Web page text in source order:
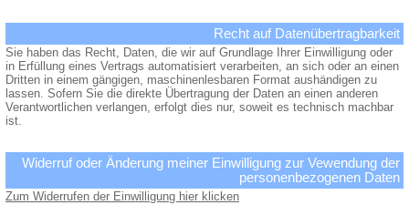
Recht auf Datenübertragbarkeit
Sie haben das Recht, Daten, die wir auf Grundlage Ihrer Einwilligung oder
in Erfüllung eines Vertrags automatisiert verarbeiten, an sich oder an einen
Dritten in einem gängigen, maschinenlesbaren Format aushändigen zu
lassen. Sofern Sie die direkte Übertragung der Daten an einen anderen
Verantwortlichen verlangen, erfolgt dies nur, soweit es technisch machbar
ist.
Widerruf oder Änderung meiner Einwilligung zur Vewendung der
personenbezogenen Daten
Zum Widerrufen der Einwilligung hier klicken